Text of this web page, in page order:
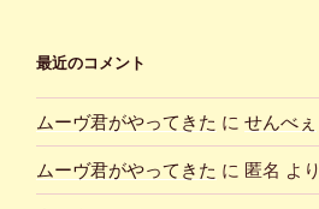
最近のコメント
ムーヴ君がやってきた に せんべぇ
ムーヴ君がやってきた に 匿名 より